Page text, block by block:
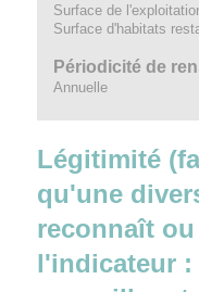
Surface de
Surface d'habitats
Périodicité de
Annuelle
Légitimité
qu'une
reconnaît
l'indicateur